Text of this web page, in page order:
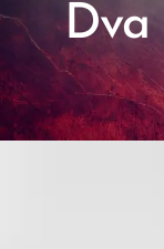
Dva